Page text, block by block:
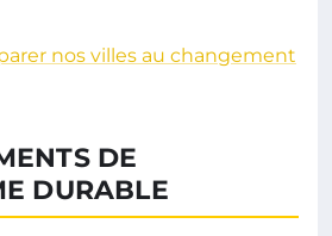
nos villes au changement
DE
DURABLE